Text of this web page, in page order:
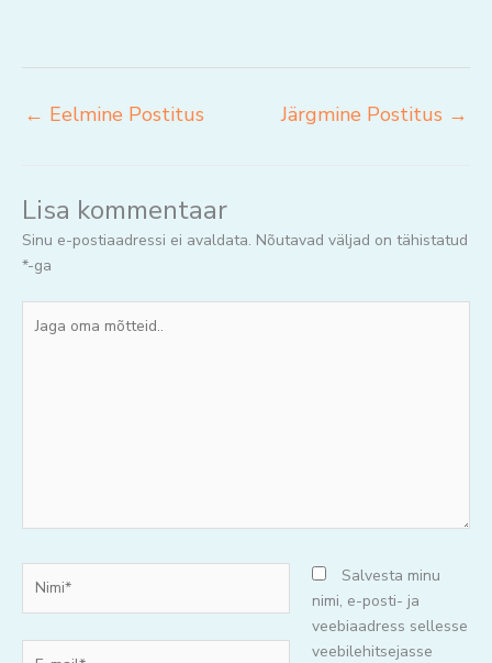
← Eelmine Postitus Järgmine Postitus →
Lisa kommentaar
Sinu e-postiaadressi ei avaldata. Nõutavad väljad on tähistatud
*-ga
oma
Salvesta minu
nimi, e-posti- ja
veebiaadress sellesse
veebilehitsejasse